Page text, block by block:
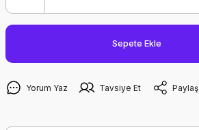
Sepete Ekle
Yorum Yaz Tavsiye Et Paylaş